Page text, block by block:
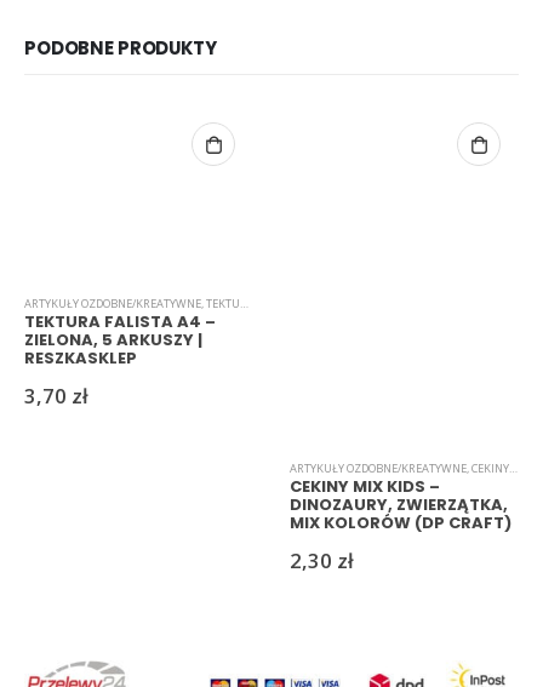
PODOBNE PRODUKTY
ARTYKUŁY OZDOBNE/KREATYWNE,TEKTURA FALISTA
TEKTURA FALISTA A4 –
ZIELONA, 5 ARKUSZY |
RESZKASKLEP
3,70 zł
ARTYKUŁY OZDOBNE/KREATYWNE,CEKINY,
CEKINY MIX KIDS –
DINOZAURY, ZWIERZĄTKA,
MIX KOLORÓW (DP CRAFT)
2,30 zł